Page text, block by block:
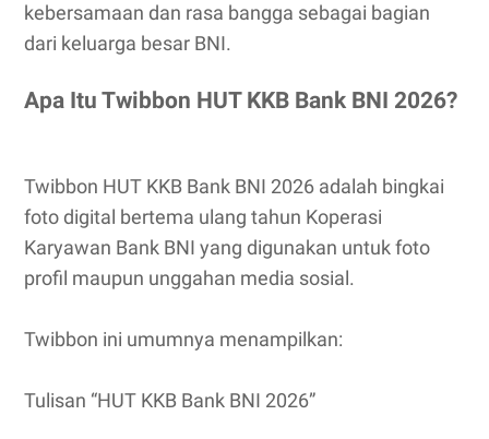
kebersamaan dan rasa bangga sebagai bagian
dari keluarga besar BNI.
Apa Itu Twibbon HUT KKB Bank BNI 2026?
Twibbon HUT KKB Bank BNI 2026 adalah bingkai
foto digital bertema ulang tahun Koperasi
Karyawan Bank BNI yang digunakan untuk foto
profil maupun unggahan media sosial.
Twibbon ini umumnya menampilkan:
Tulisan “HUT KKB Bank BNI 2026”